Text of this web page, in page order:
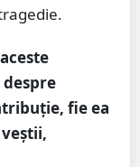
fie ea